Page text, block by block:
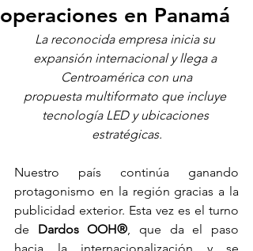
operaciones en Panamá
La reconocida empresa inicia su
expansión internacional y llega a
Centroamérica con una
propuesta multiformato que incluye
tecnología LED y ubicaciones
estratégicas.
Nuestro país continúa ganando
protagonismo en la región gracias a la
publicidad exterior. Esta vez es el turno
de
Dardos OOH®, que da el paso